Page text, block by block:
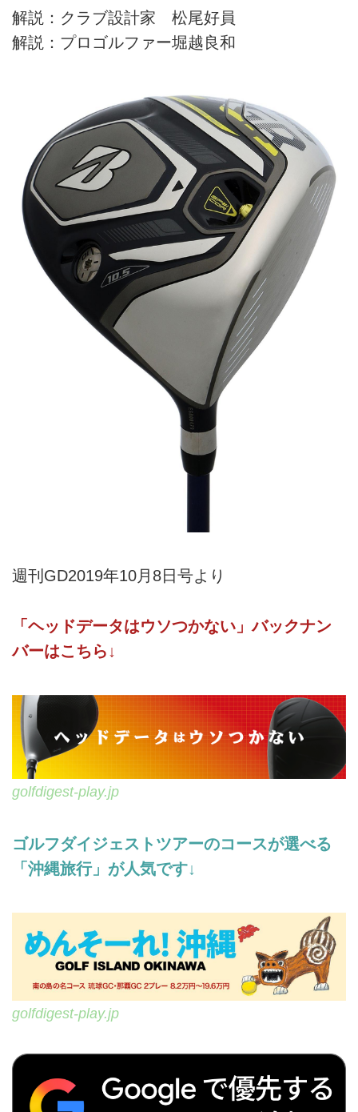
解説：クラブ設計家 松尾好員
解説：プロゴルファー堀越良和
週刊GD2019年10月8日号より
「ヘッドデータはウソつかない」バックナン
バーはこちら↓
golfdigest-play.jp
ゴルフダイジェストツアーのコースが選べる
「沖縄旅行」が人気です↓
golfdigest-play.jp